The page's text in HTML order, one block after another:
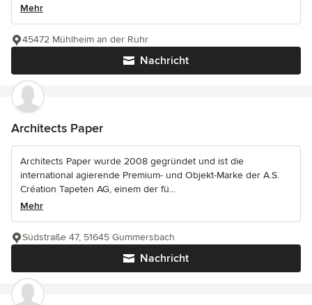
Mehr
Nachricht
45472 Mühlheim an der Ruhr
Architects Paper
Architects Paper wurde 2008 gegründet und ist die
international agierende Premium- und Objekt-Marke der A.S.
Création Tapeten AG, einem der fü...
Mehr
Nachricht
Südstraße 47, 51645 Gummersbach